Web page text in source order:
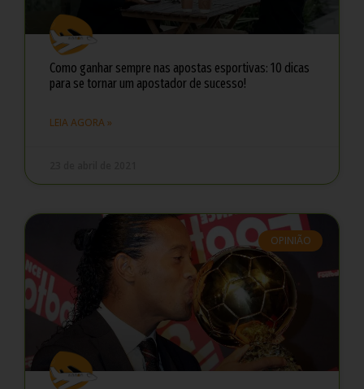
Como ganhar sempre nas apostas esportivas: 10 dicas
para se tornar um apostador de sucesso!
LEIA AGORA »
OPINIÃO